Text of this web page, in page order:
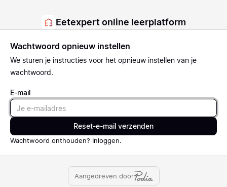
Eetexpert online leerplatform
Wachtwoord opnieuw instellen
We sturen je instructies voor het opnieuw instellen van je
wachtwoord.
E-mail
Email
Reset-e-mail verzenden
Wachtwoord onthouden? Inloggen.
Aangedreven door